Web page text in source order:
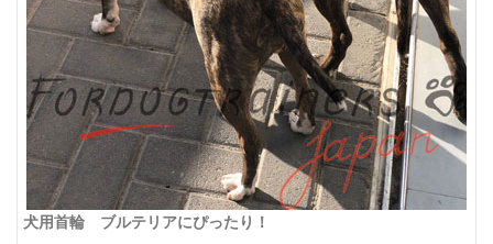
犬用首輪 ブルテリアにぴったり！